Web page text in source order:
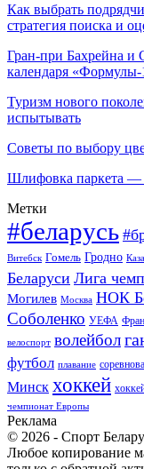
Как выбрать
стратегия поиска и
Гран-при Бахрейна и
календаря «Формулы-
Туризм нового
испытывать
Советы по выбору
Шлифовка паркета —
Метки
#беларусь
Витебск Гомель Гродно
Беларуси Лига
Могилев Москва НОК
Соболенко УЕФА
велоспорт волейбол
футбол плавание
Минск хоккей
чемпионат Европы
Реклама
© 2026 - Спорт
Любое копирование